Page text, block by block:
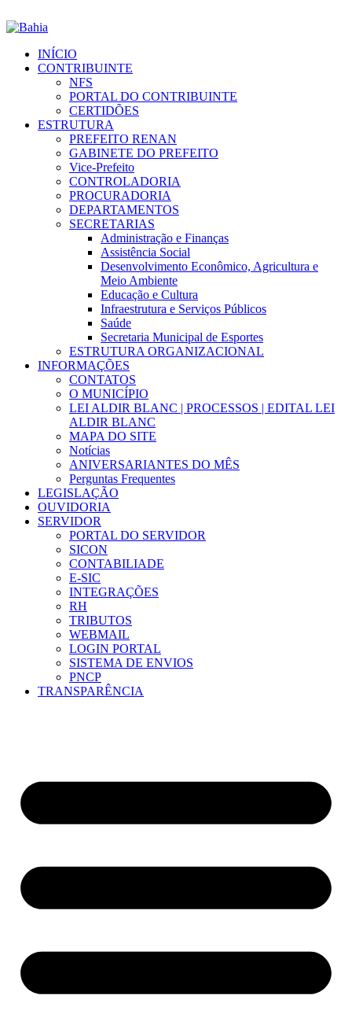
INÍCIO
CONTRIBUINTE
NFS
PORTAL DO CONTRIBUINTE
CERTIDÕES
ESTRUTURA
PREFEITO RENAN
GABINETE DO PREFEITO
Vice-Prefeito
CONTROLADORIA
PROCURADORIA
DEPARTAMENTOS
SECRETARIAS
Administração e Finanças
Assistência Social
Desenvolvimento Econômico, Agricultura e
Meio Ambiente
Educação e Cultura
Infraestrutura e Serviços Públicos
Saúde
Secretaria Municipal de Esportes
ESTRUTURA ORGANIZACIONAL
INFORMAÇÕES
CONTATOS
O MUNICÍPIO
LEI ALDIR BLANC | PROCESSOS | EDITAL LEI
ALDIR BLANC
MAPA DO SITE
Notícias
ANIVERSARIANTES DO MÊS
Perguntas Frequentes
LEGISLAÇÃO
OUVIDORIA
SERVIDOR
PORTAL DO SERVIDOR
SICON
CONTABILIADE
E-SIC
INTEGRAÇÕES
RH
TRIBUTOS
WEBMAIL
LOGIN PORTAL
SISTEMA DE ENVIOS
PNCP
TRANSPARÊNCIA